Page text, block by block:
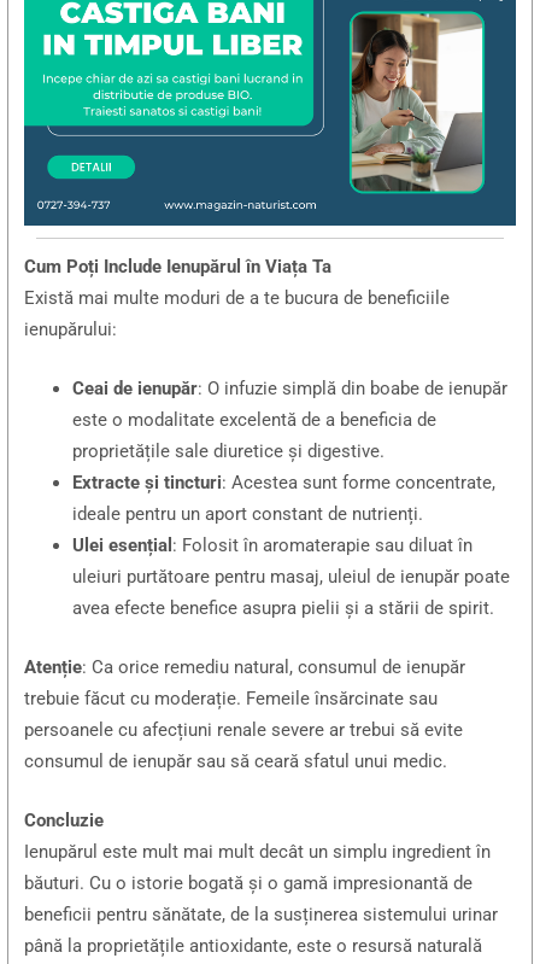
Cum Poți Include Ienupărul în Viața Ta
Există mai multe moduri de a te bucura de beneficiile
ienupărului:
Ceai de ienupăr: O infuzie simplă din boabe de ienupăr
este o modalitate excelentă de a beneficia de
proprietățile sale diuretice și digestive.
Extracte și tincturi: Acestea sunt forme concentrate,
ideale pentru un aport constant de nutrienți.
Ulei esențial : Folosit în aromaterapie sau diluat în
uleiuri purtătoare pentru masaj, uleiul de ienupăr poate
avea efecte benefice asupra pielii și a stării de spirit.
Atenție: Ca orice remediu natural, consumul de ienupăr
trebuie făcut cu moderație. Femeile însărcinate sau
persoanele cu afecțiuni renale severe ar trebui să evite
consumul de ienupăr sau să ceară sfatul unui medic.
Concluzie
Ienupărul este mult mai mult decât un simplu ingredient în
băuturi. Cu o istorie bogată și o gamă impresionantă de
beneficii pentru sănătate, de la susținerea sistemului urinar
până la proprietățile antioxidante, este o resursă naturală